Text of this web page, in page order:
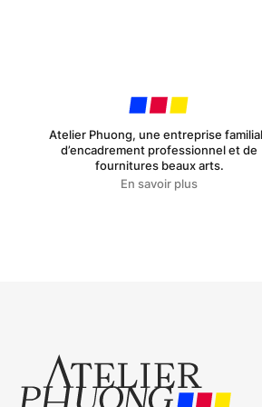
Atelier Phuong, une entreprise
d’encadrement professionnel et de
fournitures beaux arts.
En savoir plus